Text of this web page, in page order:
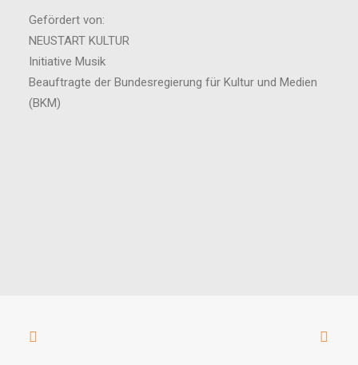
Gefördert von:
NEUSTART KULTUR
Initiative Musik
Beauftragte der Bundesregierung für Kultur und Medien
(BKM)